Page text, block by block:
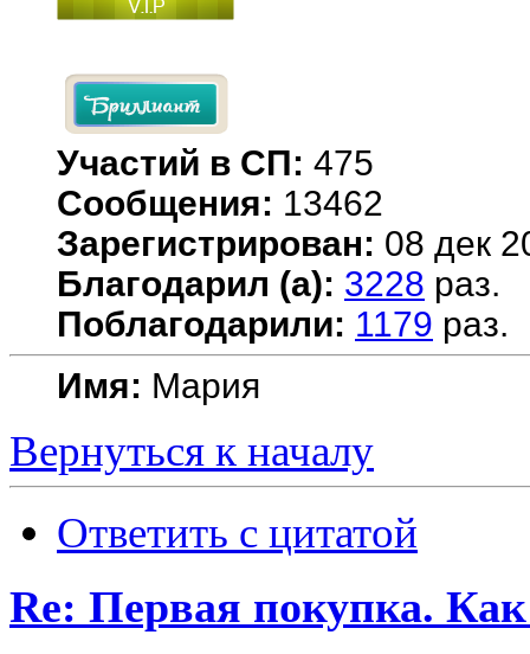
Участий в СП: 475
Сообщения: 13462
Зарегистрирован: 08 дек
Благодарил (а): 3228 раз.
Поблагодарили: 1179 раз.
Имя: Мария
Вернуться к началу
Ответить с цитатой
Re: Первая покупка.